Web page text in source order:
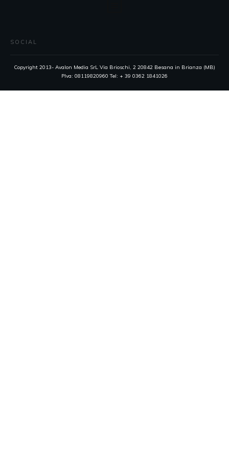
SOCIAL
Copyright 2013- Avalon Media SrL Via Brioschi, 2 20842 Besana in Brianza (MB)
PIva: 08119820960 Tel: + 39 0362 1841026